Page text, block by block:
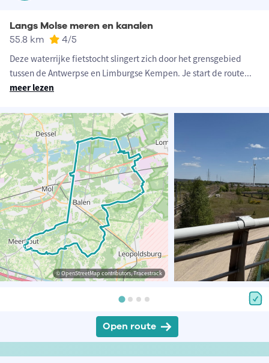
Langs Molse meren en kanalen
55.8 km 4/5
Deze waterrijke fietstocht slingert zich door het grensgebied
tussen de Antwerpse en Limburgse Kempen. Je start de route...
meer lezen
© OpenStreetMap contributors, Tracestrack
Open route